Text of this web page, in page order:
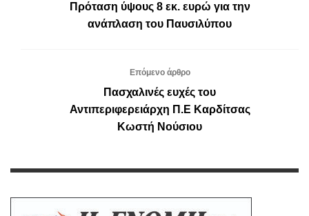
Πρόταση ύψους 8 εκ. ευρώ για την
ανάπλαση του Παυσιλύπου
Επόμενο άρθρο
Πασχαλινές ευχές του
Αντιπεριφερειάρχη Π.Ε Καρδίτσας
Κωστή Νούσιου